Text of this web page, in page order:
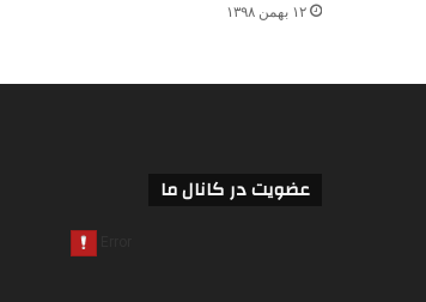
۱۲ بهمن ۱۳۹۸
عضویت در کانال ما